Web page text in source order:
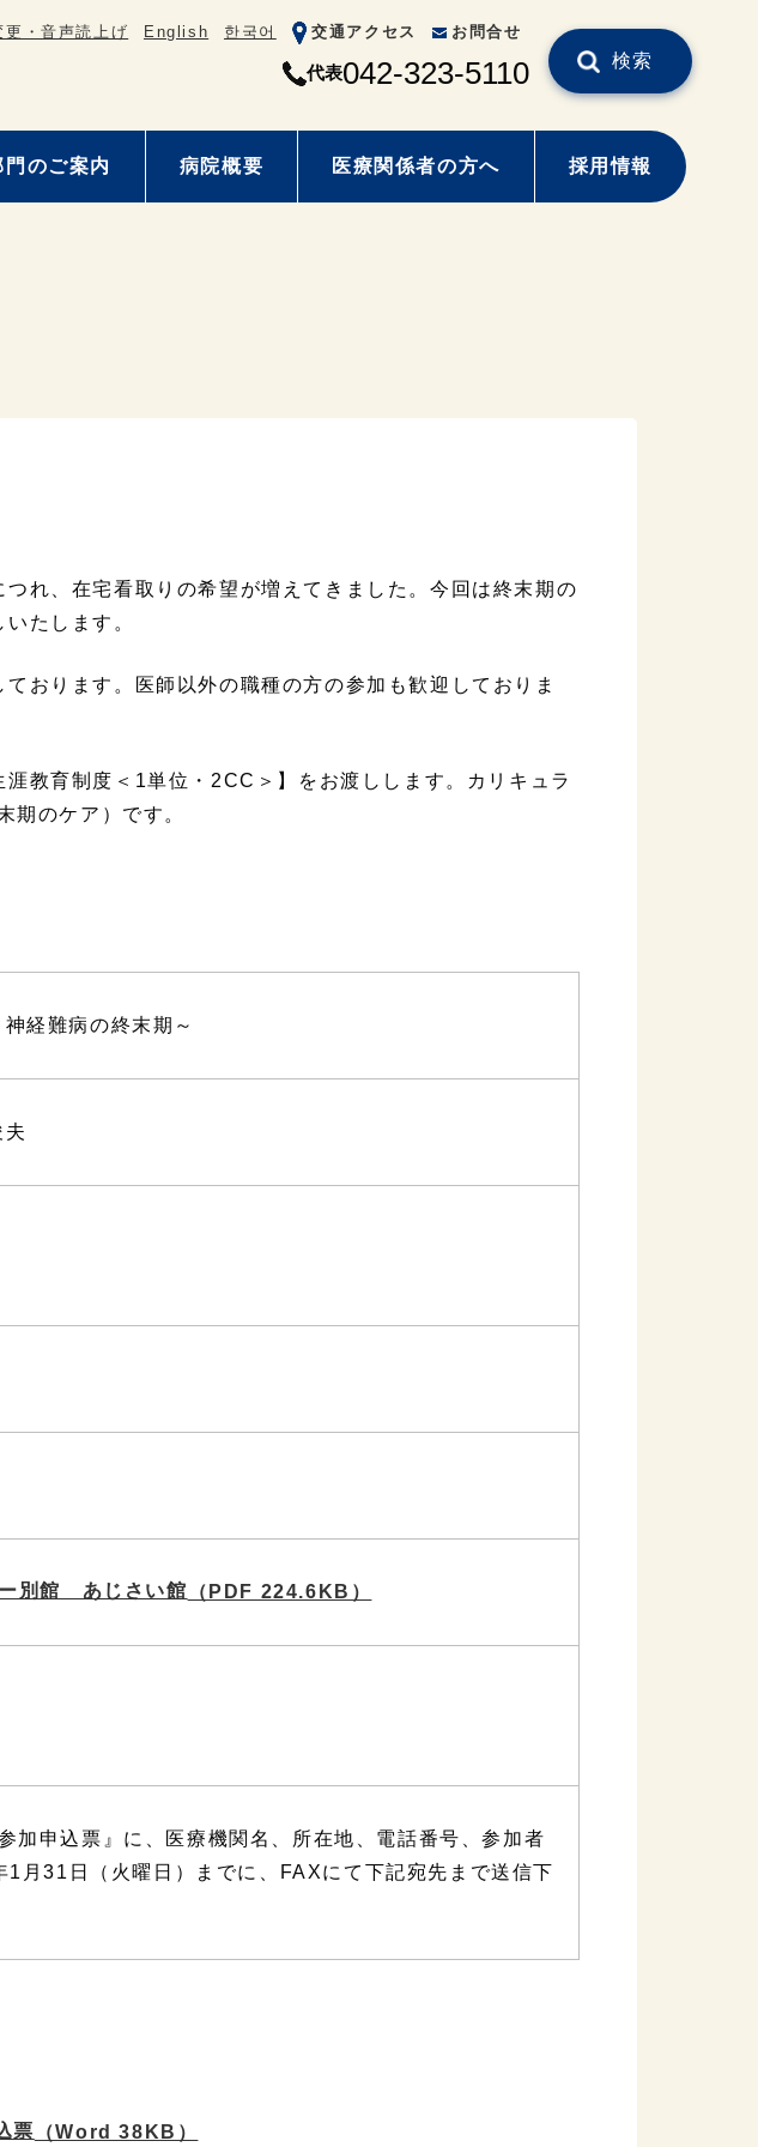
・音声読上げ English 한국어 交通アクセス お問合せ
代表042-323-5110 検索
のご案内 病院概要 医療関係者の方へ 採用情報
れ、在宅看取りの希望が増えてきました。今回は終末期の
たします。
ております。医師以外の職種の方の参加も歓迎しておりま
教育制度＜1単位・2CC＞】をお渡しします。カリキュラ
期のケア）です。
経難病の終末期～
別館 あじさい館 （PDF 224.6KB）
加申込票』に、医療機関名、所在地、電話番号、参加者
1月31日（火曜日）までに、FAXにて下記宛先まで送信下
票 （Word 38KB）